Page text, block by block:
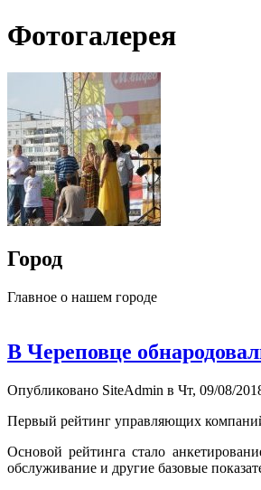
Фотогалерея
Город
Главное о нашем городе
В Череповце
Опубликовано SiteAdmin в Чт, 09/08/
Первый рейтинг управляющих
Основой рейтинга стало
обслуживание и другие базовые